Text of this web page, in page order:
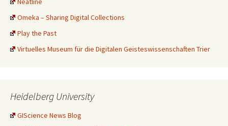
Omeka – Sharing Digital Collections
Play the Past
Virtuelles Museum für die Digitalen Geisteswissenschaften Trier
Heidelberg University
GIScience News Blog